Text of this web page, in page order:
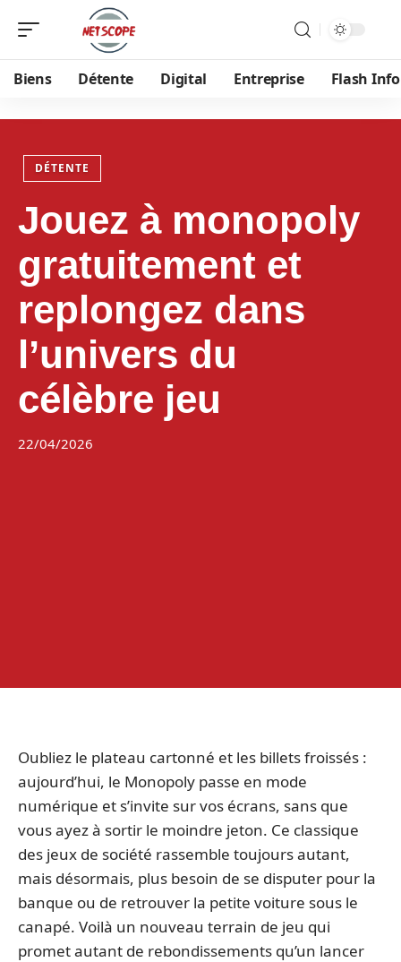
Biens Détente Digital Entreprise Flash Info
DÉTENTE
Jouez à monopoly
gratuitement et
replongez dans
l’univers du
célèbre jeu
22/04/2026
Oubliez le plateau cartonné et les billets froissés :
aujourd’hui, le Monopoly passe en mode
numérique et s’invite sur vos écrans, sans que
vous ayez à sortir le moindre jeton. Ce classique
des jeux de société rassemble toujours autant,
mais désormais, plus besoin de se disputer pour la
banque ou de retrouver la petite voiture sous le
canapé. Voilà un nouveau terrain de jeu qui
promet autant de rebondissements qu’un lancer